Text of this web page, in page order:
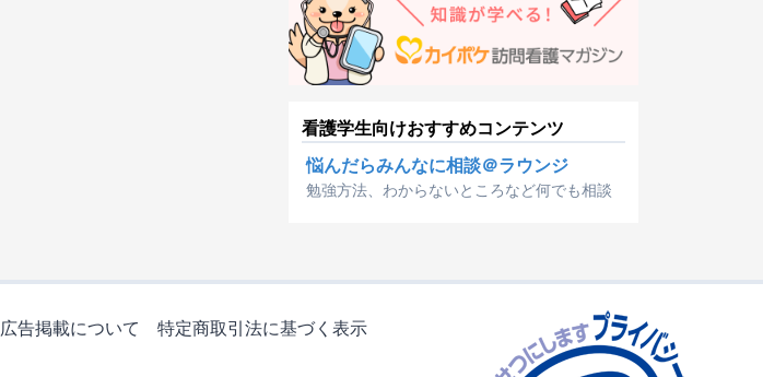
看護学生向けおすすめコンテンツ
悩んだらみんなに相談＠ラウンジ
勉強方法、わからないところなど何でも相談
広告掲載について 特定商取引法に基づく表示